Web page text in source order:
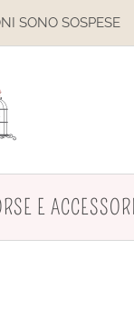
E ACCESSORI